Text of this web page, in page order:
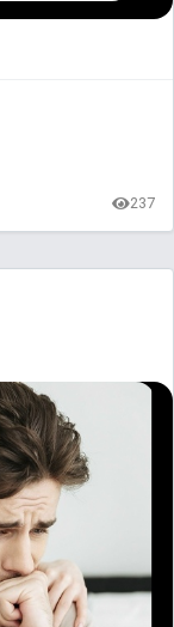
237